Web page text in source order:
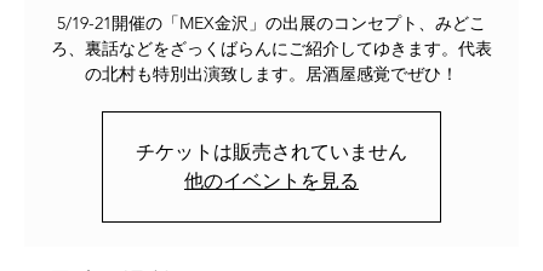
5/19-21開催の「MEX金沢」の出展のコンセプト、みどこ
ろ、裏話などをざっくばらんにご紹介してゆきます。代表
の北村も特別出演致します。居酒屋感覚でぜひ！
チケットは販売されていません
他のイベントを見る